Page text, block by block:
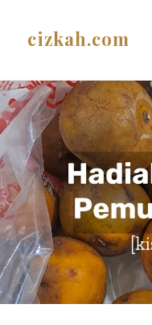
cizkah.com